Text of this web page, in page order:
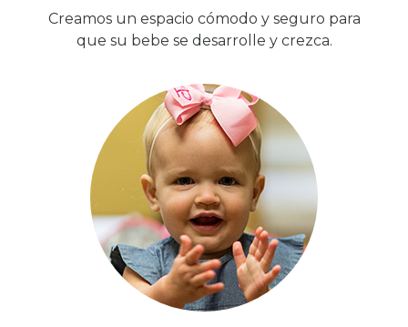
Creamos un espacio cómodo y seguro para
que su bebe se desarrolle y crezca.